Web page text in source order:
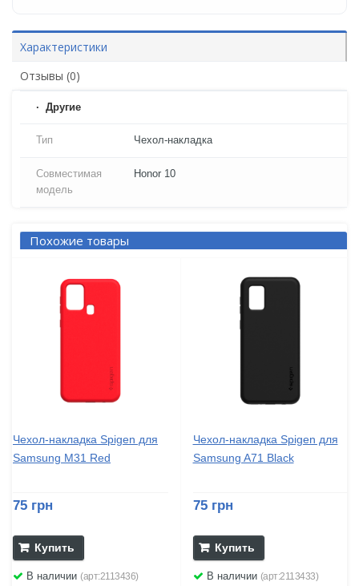
Характеристики
Отзывы (0)
Другие
Тип Чехол-накладка
Совместимая
модель
Honor 10
Похожие товары
Чехол-накладка Spigen для
Samsung M31 Red
75 грн
Купить
В наличии (арт:2113436)
Чехол-накладка Spigen для
Samsung A71 Black
75 грн
Купить
В наличии (арт:2113433)